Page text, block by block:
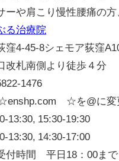
ーや肩こり慢性腰痛の
る治療院
窪4-45-8シェモア荻窪
改札南側より徒歩４分
1476
☆を@に変
13:30, 15:30-19:30
13:30, 14:30-17:00
付時間 平日18：00ま